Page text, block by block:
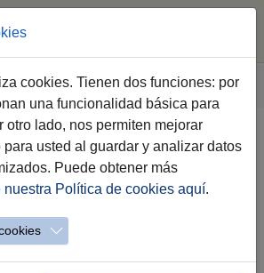
Información útil
Útil
cookies. Tienen dos funciones: por
una funcionalidad básica para
otro lado, nos permiten mejorar
usted al guardar y analizar datos
Puede obtener más
nuestra Política de cookies aquí.